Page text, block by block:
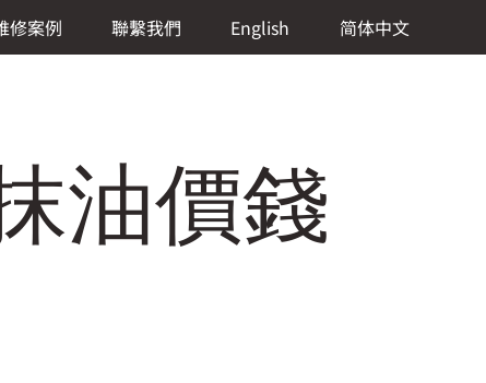
修案例 聯繫我們 English 简体中文
油價錢